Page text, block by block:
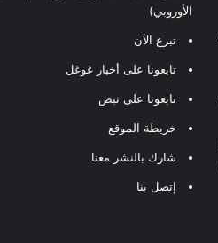
الأوروبي)
تبرع الآن
تابعونا على أخبار غوغل
تابعونا على نبض
خريطة الموقع
شارك بالنشر معنا
إتصل بنا